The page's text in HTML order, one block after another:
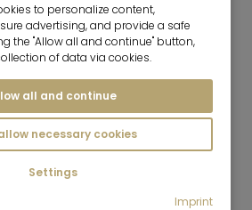
to personalize content,
advertising, and provide a safe
the "Allow all and continue" button,
of data via cookies.
all and continue
necessary cookies
Settings
Imprint